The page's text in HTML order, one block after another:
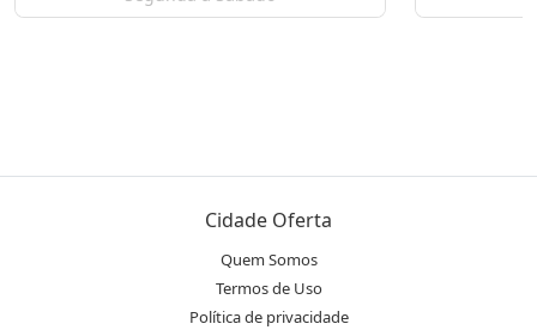
Cidade Oferta
Quem Somos
Termos de Uso
Política de privacidade